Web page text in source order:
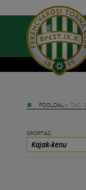
FŐOLDAL » TAG:
SPORTÁG
Kajak-kenu